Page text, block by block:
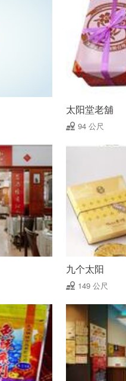
太阳堂老舖
94 公尺
九个太阳
149 公尺